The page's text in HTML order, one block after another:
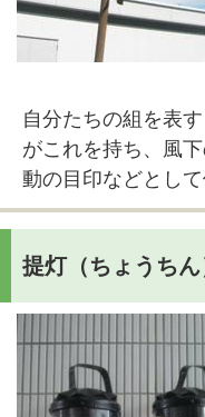
自分たちの組を表
がこれを持ち、風
動の目印などとし
提灯（ちょうちん